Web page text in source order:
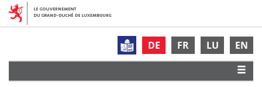
DE FR LU EN